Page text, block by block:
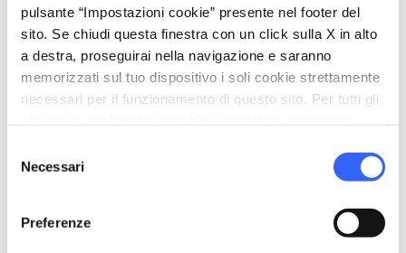
pulsante “Impostazioni cookie” presente nel footer del
sito. Se chiudi questa finestra con un click sulla X in alto
a destra, proseguirai nella navigazione e saranno
memorizzati sul tuo dispositivo i soli cookie strettamente
necessari per il funzionamento di questo sito. Per tutti gli
delNecessari
Preferenze
tutto il mondooltre ad erbari storici molto
importanti, uno dei quali risale addirittura al
XVI secolo.
Infine il Museo di Storia Naturale comprende
anchel’Orto Botanico, la Sezione
, una collezione di cere e campioni
Villa il
Galileo
Galilei(visitabile su appuntamento).